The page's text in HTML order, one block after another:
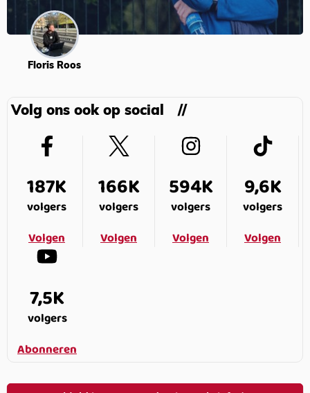
Floris Roos
Volg ons ook op social
187K
volgers
Volgen
166K
volgers
Volgen
594K
volgers
Volgen
9,6K
volgers
Volgen
7,5K
volgers
Abonneren